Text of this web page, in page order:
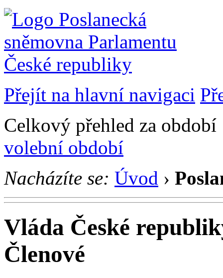
Přejít na hlavní navigaci
Celkový přehled za
volební období
Nacházíte se: Úvod ›
Vláda České
Členové